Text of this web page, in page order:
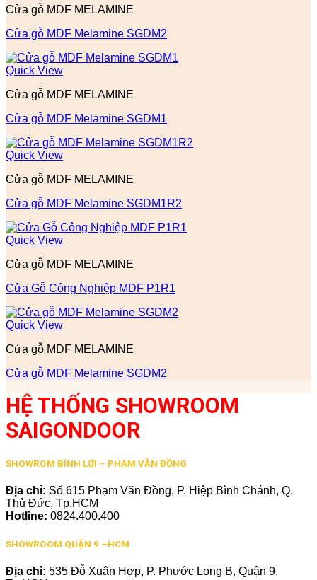
Cửa gỗ MDF MELAMINE
Cửa gỗ MDF Melamine SGDM2
Quick View
Cửa gỗ MDF MELAMINE
Cửa gỗ MDF Melamine SGDM1
Quick View
Cửa gỗ MDF MELAMINE
Cửa gỗ MDF Melamine SGDM1R2
Quick View
Cửa gỗ MDF MELAMINE
Cửa Gỗ Công Nghiệp MDF P1R1
Quick View
Cửa gỗ MDF MELAMINE
Cửa gỗ MDF Melamine SGDM2
HỆ THỐNG SHOWROOM
SAIGONDOOR
SHOWROM BÌNH LỢI – PHẠM VĂN ĐỒNG
Địa chỉ: Số 615 Phạm Văn Đồng, P. Hiệp Bình Chánh, Q.
Thủ Đức, Tp.HCM
Hotline: 0824.400.400
SHOWROOM QUẬN 9 –HCM
Địa chỉ: 535 Đỗ Xuân Hợp, P. Phước Long B, Quận 9,